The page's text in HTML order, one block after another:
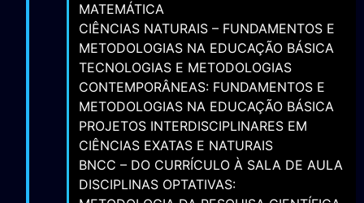
MATEMÁTICA
CIÊNCIAS NATURAIS – FUNDAMENTOS E
METODOLOGIAS NA EDUCAÇÃO BÁSICA
TECNOLOGIAS E METODOLOGIAS
CONTEMPORÂNEAS: FUNDAMENTOS E
METODOLOGIAS NA EDUCAÇÃO BÁSICA
PROJETOS INTERDISCIPLINARES EM
CIÊNCIAS EXATAS E NATURAIS
BNCC – DO CURRÍCULO À SALA DE AULA
DISCIPLINAS OPTATIVAS: